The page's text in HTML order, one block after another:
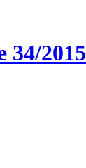
34/2015